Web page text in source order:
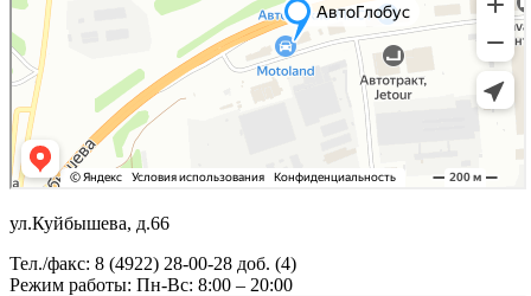
ул.Куйбышева, д.66
Тел./факс: 8 (4922) 28-00-28 доб. (4)
Режим работы: Пн-Вс: 8:00 – 20:00